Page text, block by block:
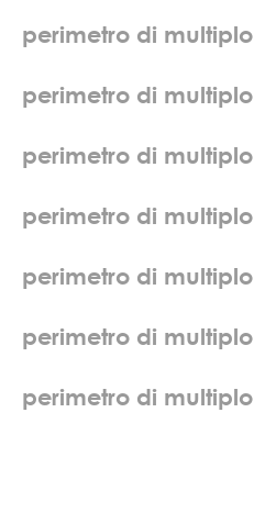
perimetro di multiplo
perimetro di multiplo
perimetro di multiplo
perimetro di multiplo
perimetro di multiplo
perimetro di multiplo
perimetro di multiplo